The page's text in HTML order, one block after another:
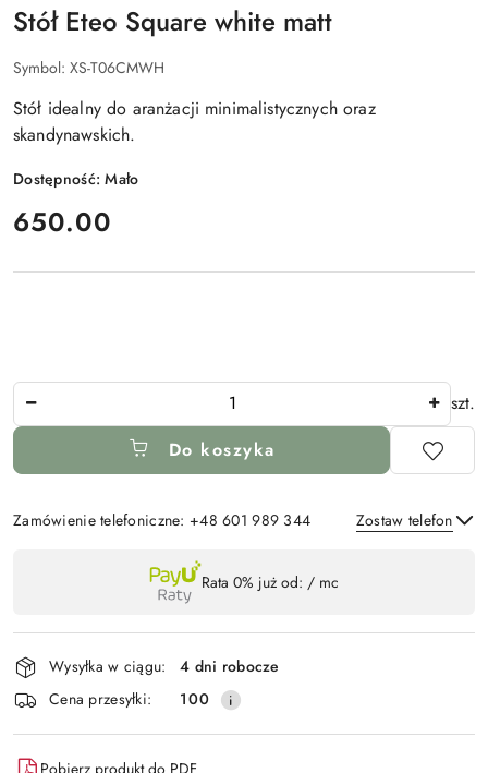
Stół Eteo Square white matt
Symbol: XS-T06CMWH
Stół idealny do aranżacji minimalistycznych oraz
skandynawskich.
Dostępność:Mało
cena:
650.00
szt.
Do koszyka
Zamówienie telefoniczne: +48 601 989 344 Zostaw telefon
płatność
i
dostawa
Rata 0% już od: / mc
Wysyłka w ciągu:
4 dni robocze
Cena przesyłki:
100